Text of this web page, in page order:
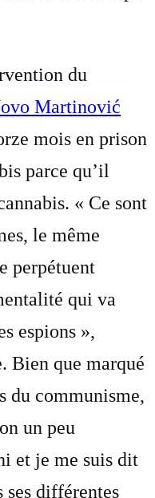
du
Martinović
mois en prison
parce qu’il
« Ce sont
le même
perpétuent
qui va
espions »,
Bien que marqué
du communisme,
un peu
et je me suis dit
ses différentes